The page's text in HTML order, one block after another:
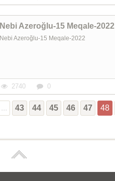
Nebi Azeroğlu-15 Meqale-2022
Nebi Azeroğlu-15 Meqale-2022
2740 0
... 43 44 45 46 47 48